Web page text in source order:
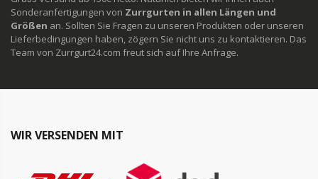
Sonderanfertigungen von Zurrgurten in allen Längen und
Größen an. Sollten Sie Fragen zu unseren Produkten oder unseren
Lieferbedingungen haben, zögern Sie nicht uns zu kontaktieren. Das
Team von Zurrgurt24.com freut sich auf Ihre Anfrage.
WIR VERSENDEN MIT